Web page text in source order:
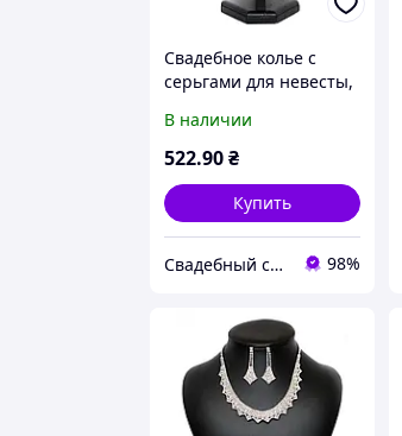
Свадебное колье с
серьгами для невесты,
В наличии
522.90₴
Купить
Свадебный салон "ПРИНЦЕССА" 98%